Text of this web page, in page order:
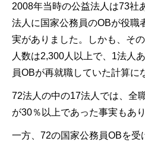
2008年当時の公益法人は73社
法人に国家公務員のOBが役職
実がありました。しかも、そ
人数は2,300人以上で、1法人
員OBが再就職していた計算に
72法人の中の17法人では、全
が30％以上であった事実もあり
一方、72の国家公務員OBを受